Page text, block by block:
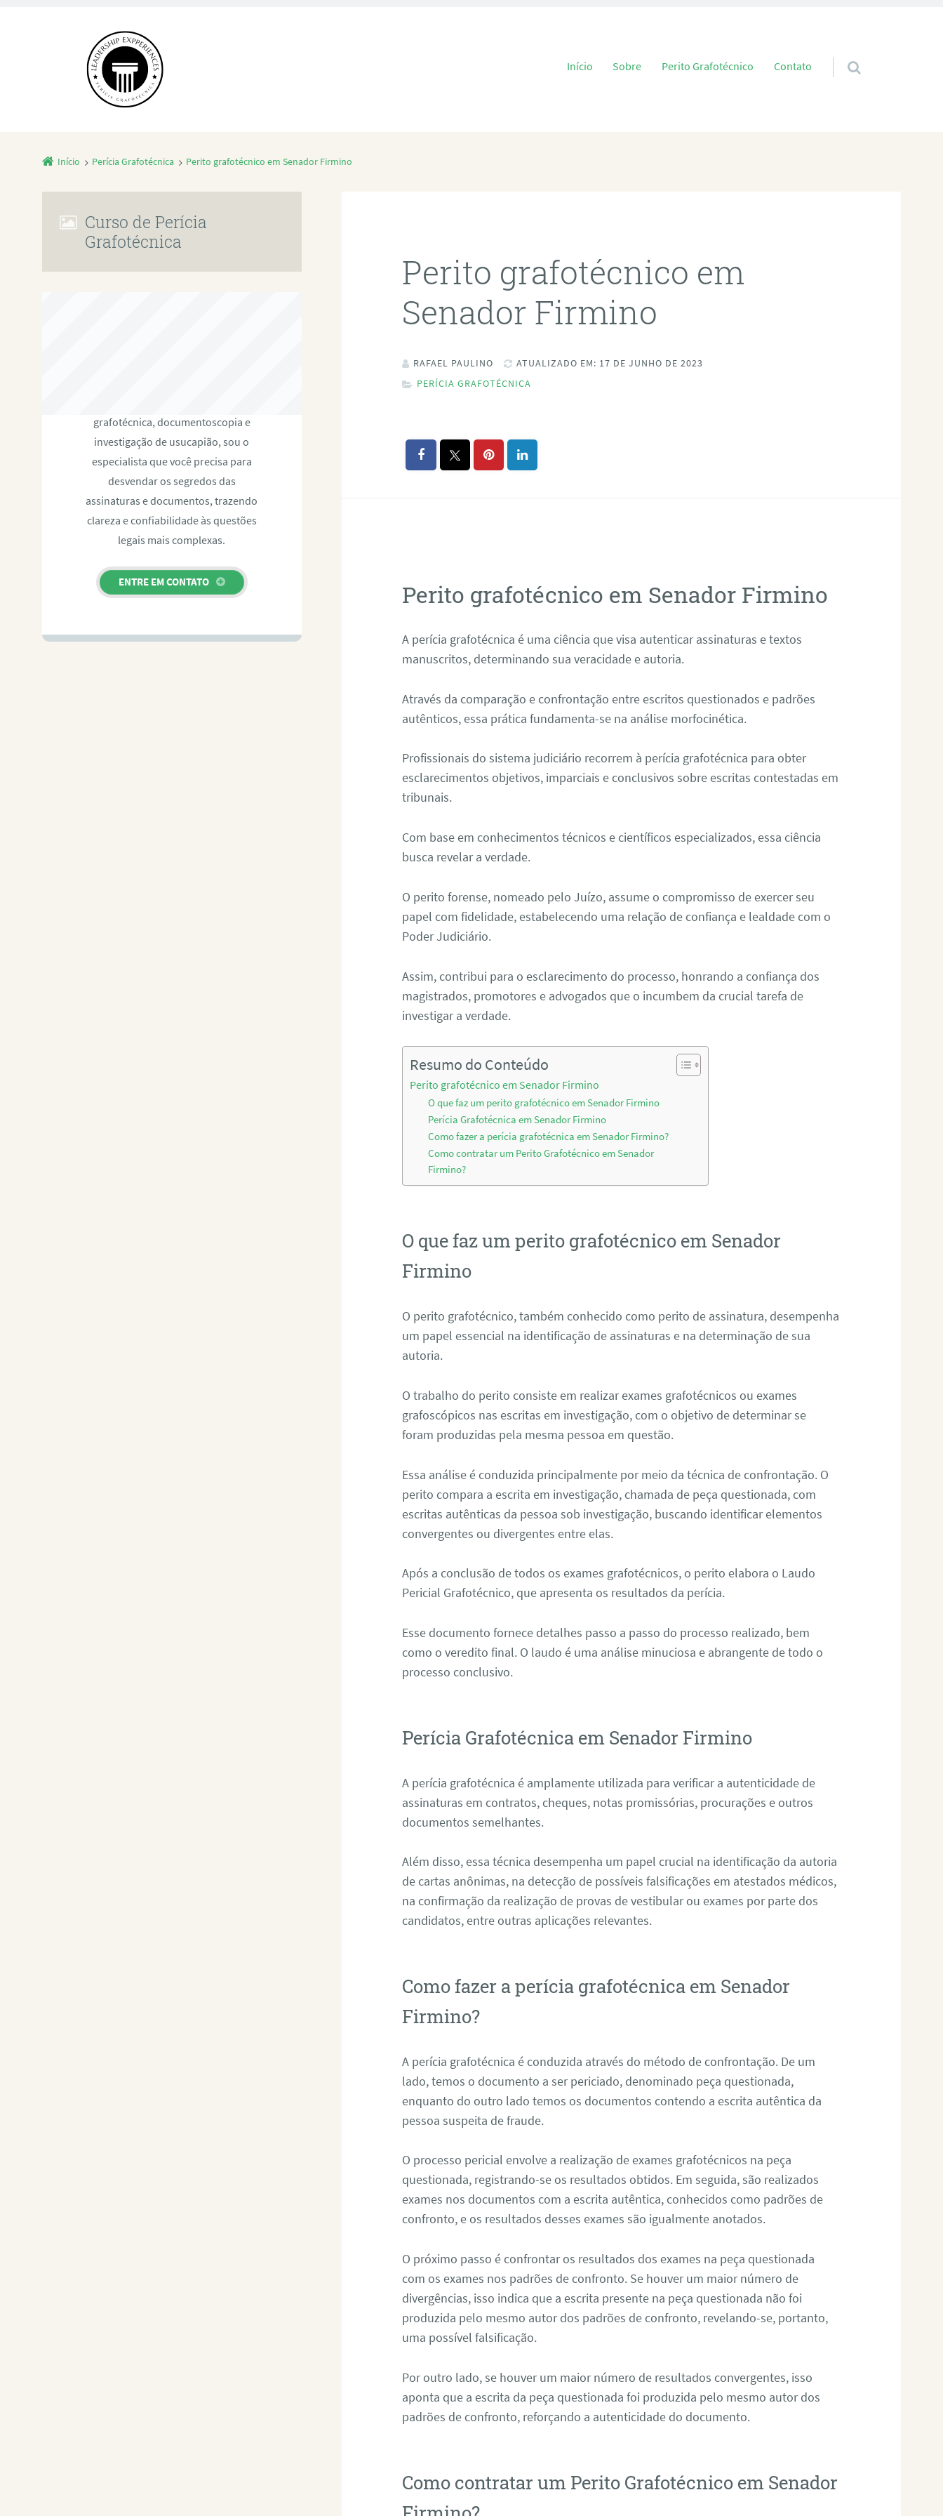
Pular para o conteúdo
Início Sobre Perito Grafotécnico Contato
Início Perícia Grafotécnica Perito grafotécnico em Senador Firmino
Perito grafotécnico em
Senador Firmino
RAFAEL PAULINO
ATUALIZADO EM: 17 DE JUNHO DE 2023
PERÍCIA GRAFOTÉCNICA
Perito grafotécnico em Senador Firmino
A perícia grafotécnica é uma ciência que visa autenticar assinaturas e textos
manuscritos, determinando sua veracidade e autoria.
Através da comparação e confrontação entre escritos questionados e padrões
autênticos, essa prática fundamenta-se na análise morfocinética.
Profissionais do sistema judiciário recorrem à perícia grafotécnica para obter
esclarecimentos objetivos, imparciais e conclusivos sobre escritas contestadas em
tribunais.
Com base em conhecimentos técnicos e científicos especializados, essa ciência
busca revelar a verdade.
O perito forense, nomeado pelo Juízo, assume o compromisso de exercer seu
papel com fidelidade, estabelecendo uma relação de confiança e lealdade com o
Poder Judiciário.
Assim, contribui para o esclarecimento do processo, honrando a confiança dos
magistrados, promotores e advogados que o incumbem da crucial tarefa de
investigar a verdade.
Resumo do Conteúdo
Perito grafotécnico em Senador Firmino
O que faz um perito grafotécnico em Senador Firmino
Perícia Grafotécnica em Senador Firmino
Como fazer a perícia grafotécnica em Senador Firmino?
Como contratar um Perito Grafotécnico em Senador
Firmino?
O que faz um perito grafotécnico em Senador
Firmino
O perito grafotécnico, também conhecido como perito de assinatura, desempenha
um papel essencial na identificação de assinaturas e na determinação de sua
autoria.
O trabalho do perito consiste em realizar exames grafotécnicos ou exames
grafoscópicos nas escritas em investigação, com o objetivo de determinar se
foram produzidas pela mesma pessoa em questão.
Essa análise é conduzida principalmente por meio da técnica de confrontação. O
perito compara a escrita em investigação, chamada de peça questionada, com
escritas autênticas da pessoa sob investigação, buscando identificar elementos
convergentes ou divergentes entre elas.
Após a conclusão de todos os exames grafotécnicos, o perito elabora o Laudo
Pericial Grafotécnico, que apresenta os resultados da perícia.
Esse documento fornece detalhes passo a passo do processo realizado, bem
como o veredito final. O laudo é uma análise minuciosa e abrangente de todo o
processo conclusivo.
Perícia Grafotécnica em Senador Firmino
A perícia grafotécnica é amplamente utilizada para verificar a autenticidade de
assinaturas em contratos, cheques, notas promissórias, procurações e outros
documentos semelhantes.
Além disso, essa técnica desempenha um papel crucial na identificação da autoria
de cartas anônimas, na detecção de possíveis falsificações em atestados médicos,
na confirmação da realização de provas de vestibular ou exames por parte dos
candidatos, entre outras aplicações relevantes.
Como fazer a perícia grafotécnica em Senador
Firmino?
A perícia grafotécnica é conduzida através do método de confrontação. De um
lado, temos o documento a ser periciado, denominado peça questionada,
enquanto do outro lado temos os documentos contendo a escrita autêntica da
pessoa suspeita de fraude.
O processo pericial envolve a realização de exames grafotécnicos na peça
questionada, registrando-se os resultados obtidos. Em seguida, são realizados
exames nos documentos com a escrita autêntica, conhecidos como padrões de
confronto, e os resultados desses exames são igualmente anotados.
O próximo passo é confrontar os resultados dos exames na peça questionada
com os exames nos padrões de confronto. Se houver um maior número de
divergências, isso indica que a escrita presente na peça questionada não foi
produzida pelo mesmo autor dos padrões de confronto, revelando-se, portanto,
uma possível falsificação.
Por outro lado, se houver um maior número de resultados convergentes, isso
aponta que a escrita da peça questionada foi produzida pelo mesmo autor dos
padrões de confronto, reforçando a autenticidade do documento.
Como contratar um Perito Grafotécnico em Senador
Curso de Perícia
Grafotécnica
grafotécnica, documentoscopia e
investigação de usucapião, sou o
especialista que você precisa para
desvendar os segredos das
assinaturas e documentos, trazendo
clareza e confiabilidade às questões
legais mais complexas.
ENTRE EM CONTATO